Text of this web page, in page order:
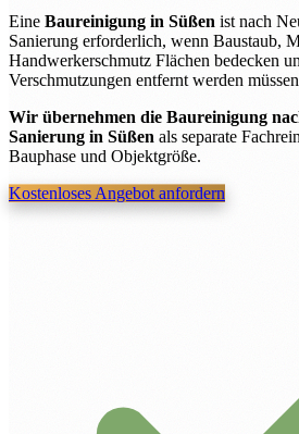
Eine Baureinigung in Süßen ist nach
Sanierung erforderlich, wenn Baustaub,
Handwerkerschmutz Flächen bedecken
Verschmutzungen entfernt werden
Wir übernehmen die Baureinigung
Sanierung in Süßen als separate
Bauphase und Objektgröße.
Kostenloses Angebot anfordern